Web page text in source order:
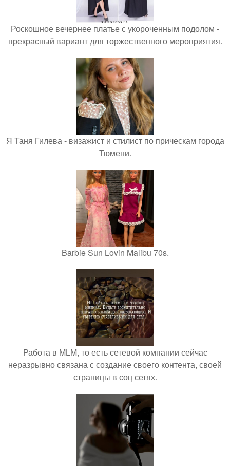
Роскошное вечернее платье с укороченным подолом -
прекрасный вариант для торжественного мероприятия.
Я Таня Гилева - визажист и стилист по прическам города
Тюмени.
Barbie Sun Lovin Malibu 70s.
Работа в MLM, то есть сетевой компании сейчас
неразрывно связана с создание своего контента, своей
страницы в соц сетях.